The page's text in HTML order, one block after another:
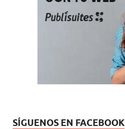
SÍGUENOS EN FACEBOOK